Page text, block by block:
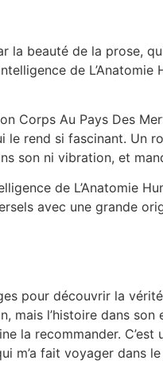
la beauté de la prose,
de L’Anatomie
Corps Au Pays Des
le rend si fascinant. Un
son ni vibration, et
de L’Anatomie
avec une grande
pour découvrir la
mais l’histoire dans son
la recommander.
m’a fait voyager dans